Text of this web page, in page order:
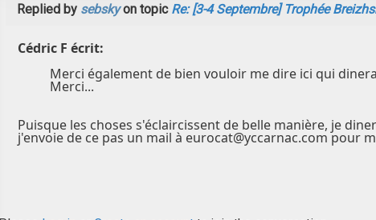
Replied by sebskyon topic Re: [3-4 Septembre] Trophée
Cédric F écrit:
Merci également de bien vouloir me dire ici qui
Merci...
Puisque les choses s'éclaircissent de belle manière, je
j'envoie de ce pas un mail à eurocat@yccarnac.com pour